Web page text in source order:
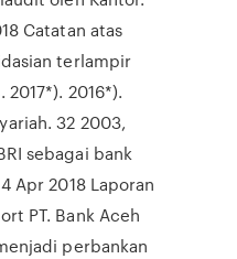
Catatan atas
terlampir
2016*).
32 2003,
sebagai bank
Apr 2018 Laporan
PT. Bank Aceh
perbankan